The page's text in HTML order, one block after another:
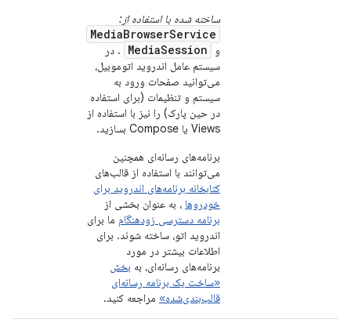
ساخته شده با استفاده از:
MediaBrowserService
و MediaSession
. در
سیستم عامل اندروید اتوموبیل،
می‌توانید صفحات ورود به
سیستم و تنظیمات (برای استفاده
در حین پارک) را نیز با استفاده از
Views یا Compose بسازید.
برنامه‌های رسانه‌ای همچنین
می‌توانند با استفاده از قالب‌های
کتابخانه برنامه‌های اندروید برای
خودروها ، به عنوان بخشی از
برنامه دسترسی زودهنگام ما برای
اندروید اتو، ساخته شوند. برای
اطلاعات بیشتر در مورد
برنامه‌های رسانه‌ای، به بخش
«ساخت یک برنامه رسانه‌ای
قالب‌بندی‌شده» مراجعه کنید.